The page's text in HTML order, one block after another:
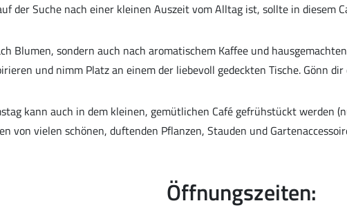
der Suche nach einer kleinen Auszeit vom Alltag ist, sollte in diesem
Blumen, sondern auch nach aromatischem Kaffee und
und nimm Platz an einem der liebevoll gedeckten Tische. Gönn
kann auch in dem kleinen, gemütlichen Café gefrühstückt werden
von vielen schönen, duftenden Pflanzen, Stauden und
Öffnungszeiten: